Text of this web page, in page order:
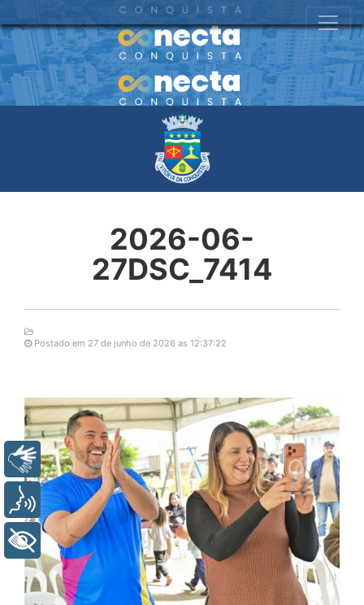
2026-06-
27DSC_7414
Postado em 27 de junho de 2026 as 12:37:22
Libras
Voz
+ Acessibilidade